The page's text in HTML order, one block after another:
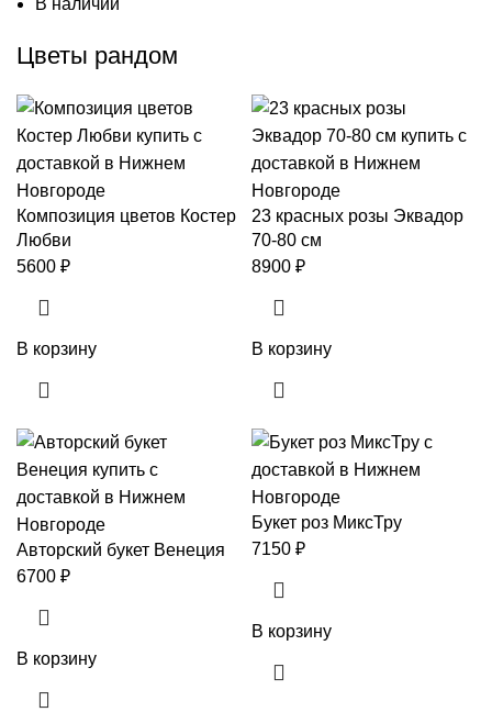
Цветы рандом
Композиция цветов Костер
Любви
5600 ₽
В корзину
23 красных розы Эквадор
70-80 см
8900 ₽
В корзину
Авторский букет Венеция
6700 ₽
В корзину
Букет роз МиксТру
7150 ₽
В корзину